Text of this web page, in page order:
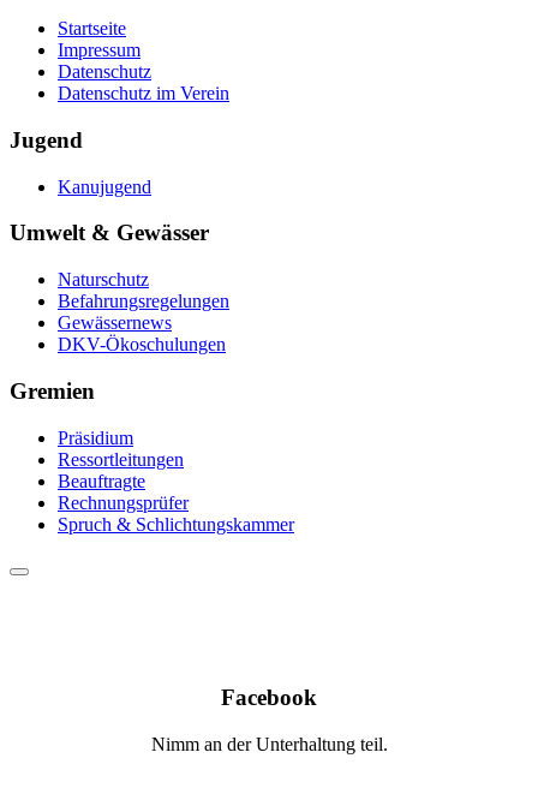
Startseite
Impressum
Datenschutz
Datenschutz im Verein
Jugend
Kanujugend
Umwelt & Gewässer
Naturschutz
Befahrungsregelungen
Gewässernews
DKV-Ökoschulungen
Gremien
Präsidium
Ressortleitungen
Beauftragte
Rechnungsprüfer
Spruch & Schlichtungskammer
Facebook
Nimm an der Unterhaltung teil.